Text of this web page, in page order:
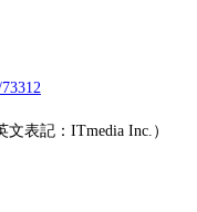
表記：ITmedia Inc.）